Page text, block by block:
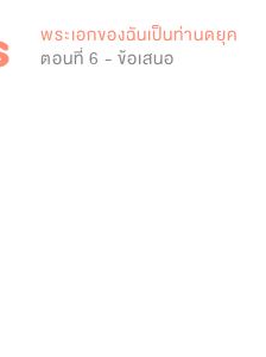
พระเอกของฉันเป็นท่านดยุค
ตอนที่ 6 - ข้อเสนอ